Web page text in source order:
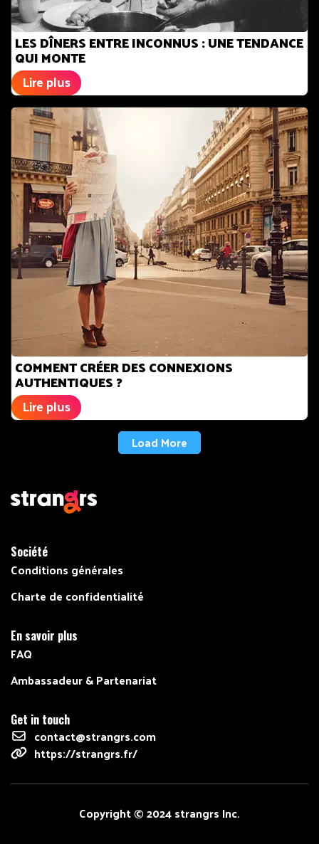
LES DÎNERS ENTRE INCONNUS : UNE TENDANCE
QUI MONTE
Lire plus
COMMENT CRÉER DES CONNEXIONS
AUTHENTIQUES ?
Lire plus
Load More
Société
Conditions générales
Charte de confidentialité
En savoir plus
FAQ
Ambassadeur & Partenariat
Get in touch
contact@strangrs.com
https://strangrs.fr/
Copyright © 2024 strangrs Inc.